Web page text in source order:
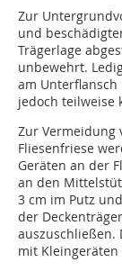
Zur
und
Trägerlage
unbewehrt.
am
jedoch teilweise
Zur Vermeidung
Fliesenfriese
Geräten an der
an den
3 cm im Putz
der
auszuschließen.
mit